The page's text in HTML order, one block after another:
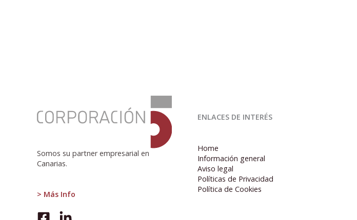
Somos su partner empresarial en
Canarias.
> Más Info
El
contrato
ocurrencia?
ENLACES DE INTERÉS
Home
Información general
Aviso legal
Políticas de Privacidad
Política de Cookies